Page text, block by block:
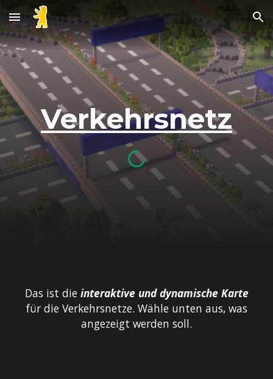
Skip to main content Skip to navigation
Verkehrsnetz
Das ist die interaktive und dynamische Karte
für die Verkehrsnetze. Wähle unten aus, was
angezeigt werden soll.